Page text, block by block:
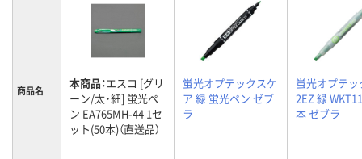
商品名 本商品：エスコ [グリ
ーン/太・細] 蛍光ペ
ン EA765MH-44 1セ
ット(50本)（直送品）
蛍光オプテックスケ
ア 緑 蛍光ペン ゼブ
ラ
蛍光オプテッ
2EZ 緑
本 ゼブラ